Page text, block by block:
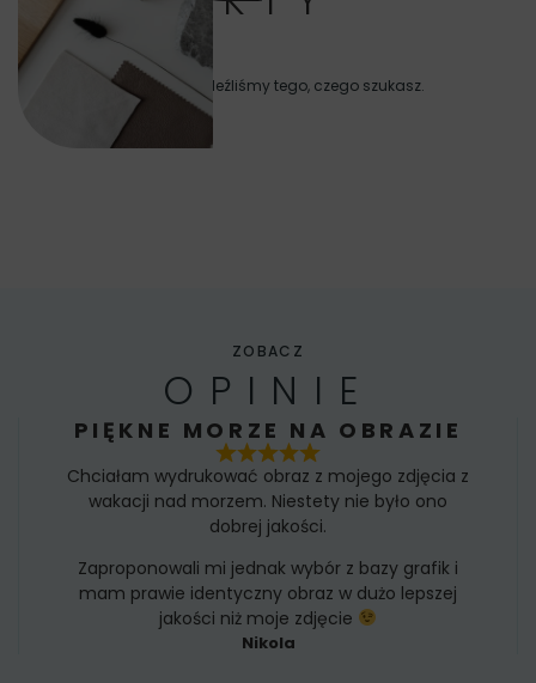
Niestety nie znaleźliśmy tego, czego szukasz.
ZOBACZ
OPINIE
PIĘKNE MORZE NA OBRAZIE
Chciałam wydrukować obraz z mojego zdjęcia z
wakacji nad morzem. Niestety nie było ono
dobrej jakości.
Zaproponowali mi jednak wybór z bazy grafik i
mam prawie identyczny obraz w dużo lepszej
jakości niż moje zdjęcie
Nikola